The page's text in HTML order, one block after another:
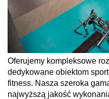
Oferujemy kompleksowe
dedykowane obiektom
fitness. Nasza szeroka
najwyższą jakość